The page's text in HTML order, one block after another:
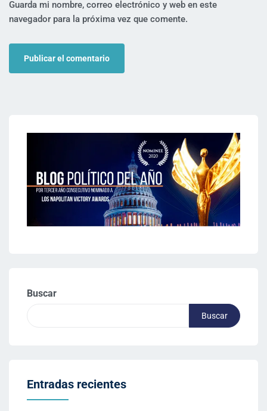
Guarda mi nombre, correo electrónico y web en este
navegador para la próxima vez que comente.
Buscar
Buscar
Entradas recientes